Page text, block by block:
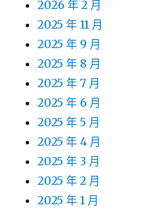
2026 年 2 月
2025 年 11 月
2025 年 9 月
2025 年 8 月
2025 年 7 月
2025 年 6 月
2025 年 5 月
2025 年 4 月
2025 年 3 月
2025 年 2 月
2025 年 1 月